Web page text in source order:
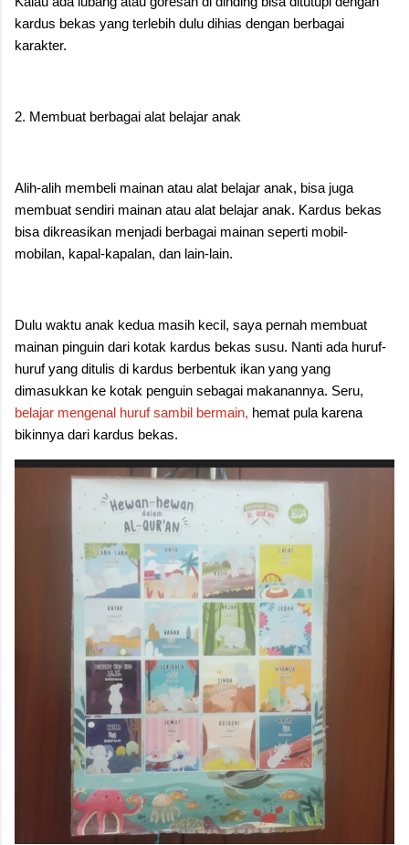
kardus bekas yang terlebih dulu dihias dengan berbagai
karakter.
2. Membuat berbagai alat belajar anak
Alih-alih membeli mainan atau alat belajar anak, bisa juga
membuat sendiri mainan atau alat belajar anak. Kardus bekas
bisa dikreasikan menjadi berbagai mainan seperti mobil-
mobilan, kapal-kapalan, dan lain-lain.
Dulu waktu anak kedua masih kecil, saya pernah membuat
mainan pinguin dari kotak kardus bekas susu. Nanti ada huruf-
huruf yang ditulis di kardus berbentuk ikan yang yang
dimasukkan ke kotak penguin sebagai makanannya. Seru,
belajar mengenal huruf sambil bermain, hemat pula karena
bikinnya dari kardus bekas.